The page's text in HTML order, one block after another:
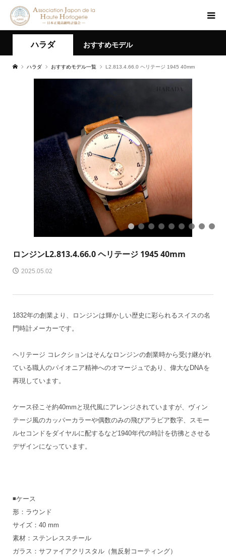
ハラダ おすすめモデル
ハラダ おすすめモデル一覧 L2.813.4.66.0 ヘリテージ 1945 40mm
1 2 3 4 5 6 7 8 9
ロンジンL2.813.4.66.0 ヘリテージ 1945 40mm
2025.05.02
1832年の創業より、ロンジンは輝かしい歴史に彩られるスイスの名
門時計メーカーです。
ヘリテージ コレクションはそんなロンジンの創業時から受け継がれ
ている職人のパイオニア精神へのオマージュであり、偉大なDNAを
再現しています。
ケース径こそ約40mmと現代風にアレンジされていますが、ヴィン
テージ風のカッパーカラーや偶数のみの飛びアラビア数字、スモー
ルセコンドをダイヤルに配するなど1940年代の時計を彷彿とさせる
デザインになっています。
◾️ケース
形：ラウンド
サイズ：40 mm
素材：ステンレススチール
ガラス：サファイアクリスタル（無反射コーティング）